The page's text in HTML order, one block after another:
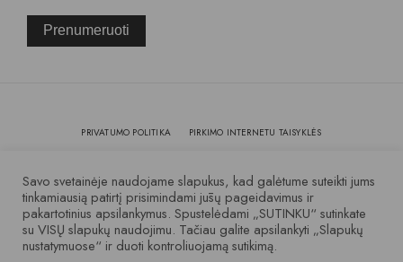
Prenumeruoti
© 2007 – 2025 Visos teisės saugomos
PRIVATUMO POLITIKA
PIRKIMO INTERNETU TAISYKLĖS
Savo svetainėje naudojame slapukus, kad galėtume suteikti jums
tinkamiausią patirtį prisimindami jūsų pageidavimus ir
pakartotinius apsilankymus. Spustelėdami „SUTINKU“ sutinkate
su VISŲ slapukų naudojimu. Tačiau galite apsilankyti „Slapukų
nustatymuose“ ir duoti kontroliuojamą sutikimą.